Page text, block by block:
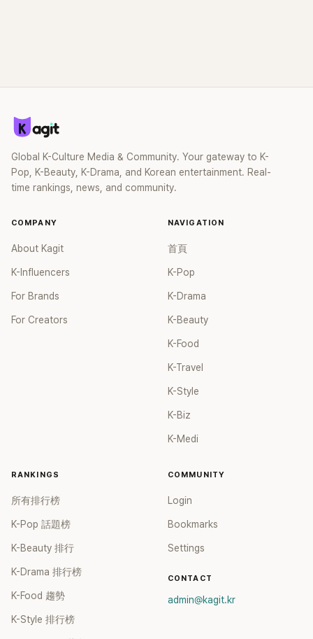
Global K-Culture Media & Community. Your gateway to K-
Pop, K-Beauty, K-Drama, and Korean entertainment. Real-
time rankings, news, and community.
COMPANY
About Kagit
K-Influencers
For Brands
For Creators
NAVIGATION
首頁
K-Pop
K-Drama
K-Beauty
K-Food
K-Travel
K-Style
K-Biz
K-Medi
RANKINGS
所有排行榜
K-Pop 話題榜
K-Beauty 排行
K-Drama 排行榜
K-Food 趨勢
K-Style 排行榜
COMMUNITY
Login
Bookmarks
Settings
CONTACT
admin@kagit.kr